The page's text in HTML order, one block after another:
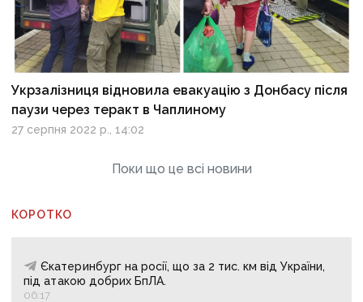
Укрзалізниця відновила евакуацію з Донбасу після
паузи через теракт в Чаплиному
27 серпня 2022 р., 14:02
Поки що це всі новини
КОРОТКО
Єкатеринбург на росії, що за 2 тис. км від України,
під атакою добрих БпЛА.
06:17